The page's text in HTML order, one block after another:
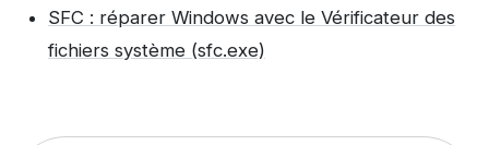
SFC : réparer Windows avec le Vérificateur des
fichiers système (sfc.exe)